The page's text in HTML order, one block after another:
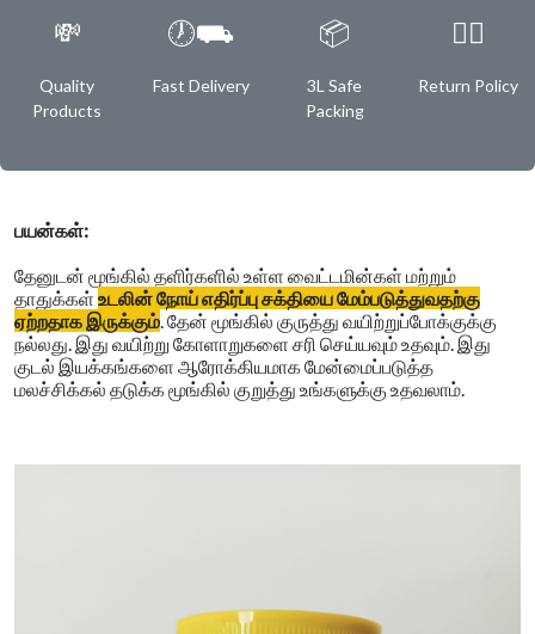
💸
Quality
Products
🕖⛟
Fast Delivery
📦
3L Safe
Packing
✌🏿
Return Policy
பயன்கள்:
தேனுடன் மூங்கில் தளிர்களில் உள்ள வைட்டமின்கள் மற்றும்
தாதுக்கள் உடலின் நோய் எதிர்ப்பு சக்தியை மேம்படுத்துவதற்கு
ஏற்றதாக இருக்கும் . தேன் மூங்கில் குருத்து வயிற்றுப்போக்குக்கு
நல்லது. இது வயிற்று கோளாறுகளை சரி செய்யவும் உதவும். இது
குடல் இயக்கங்களை ஆரோக்கியமாக மேன்மைப்படுத்த
மலச்சிக்கல் தடுக்க மூங்கில் குறுத்து உங்களுக்கு உதவலாம்.